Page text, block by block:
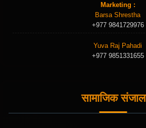
Marketing :
Barsa Shrestha
+977 9841729976
Yuva Raj Pahadi
+977 9851331655
सामाजिक संजाल